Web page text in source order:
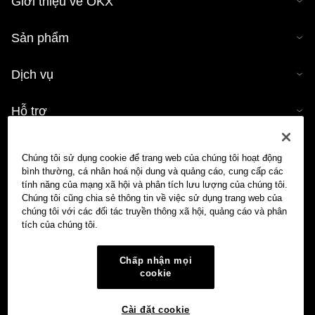
Sản phẩm
Dịch vụ
Hỗ trợ
Công cụ tính tiền mã hóa
Giao dịch
Chúng tôi sử dụng cookie để trang web của chúng tôi hoạt động
bình thường, cá nhân hoá nội dung và quảng cáo, cung cấp các
tính năng của mạng xã hội và phân tích lưu lượng của chúng tôi.
Chúng tôi cũng chia sẻ thông tin về việc sử dụng trang web của
chúng tôi với các đối tác truyền thông xã hội, quảng cáo và phân
tích của chúng tôi.
Chấp nhận mọi
cookie
Cài đặt cookie